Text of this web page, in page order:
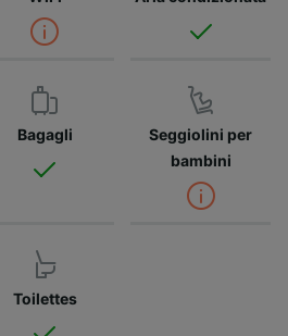
Bagagli
Seggiolini per
bambini
Toilettes